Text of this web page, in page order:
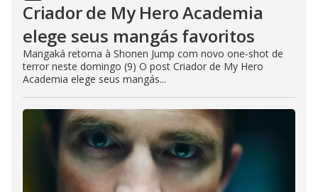
Criador de My Hero Academia
elege seus mangás favoritos
Mangaká retorna à Shonen Jump com novo one-shot de
terror neste domingo (9) O post Criador de My Hero
Academia elege seus mangás...